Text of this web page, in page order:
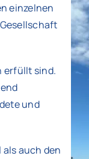
einzelnen
erfüllt sind.
und
auch den